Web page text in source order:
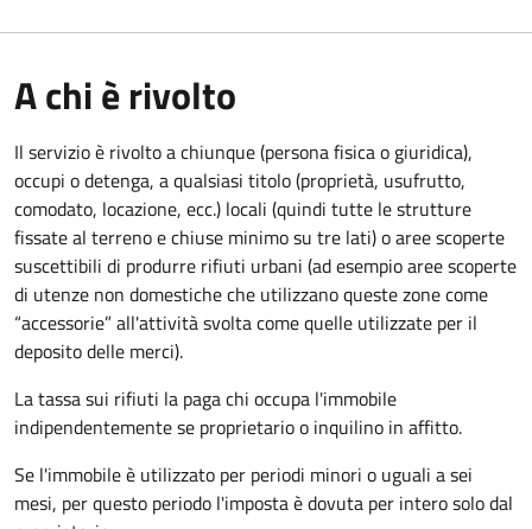
A chi è rivolto
Il servizio è rivolto a chiunque (persona fisica o giuridica),
occupi o detenga, a qualsiasi titolo (proprietà, usufrutto,
comodato, locazione, ecc.) locali (quindi tutte le strutture
fissate al terreno e chiuse minimo su tre lati) o aree scoperte
suscettibili di produrre rifiuti urbani (ad esempio aree scoperte
di utenze non domestiche che utilizzano queste zone come
“accessorie” all'attività svolta come quelle utilizzate per il
deposito delle merci).
La tassa sui rifiuti la paga chi occupa l'immobile
indipendentemente se proprietario o inquilino in affitto.
Se l'immobile è utilizzato per periodi minori o uguali a sei
mesi, per questo periodo l'imposta è dovuta per intero solo dal